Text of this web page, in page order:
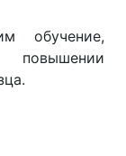
обучение,